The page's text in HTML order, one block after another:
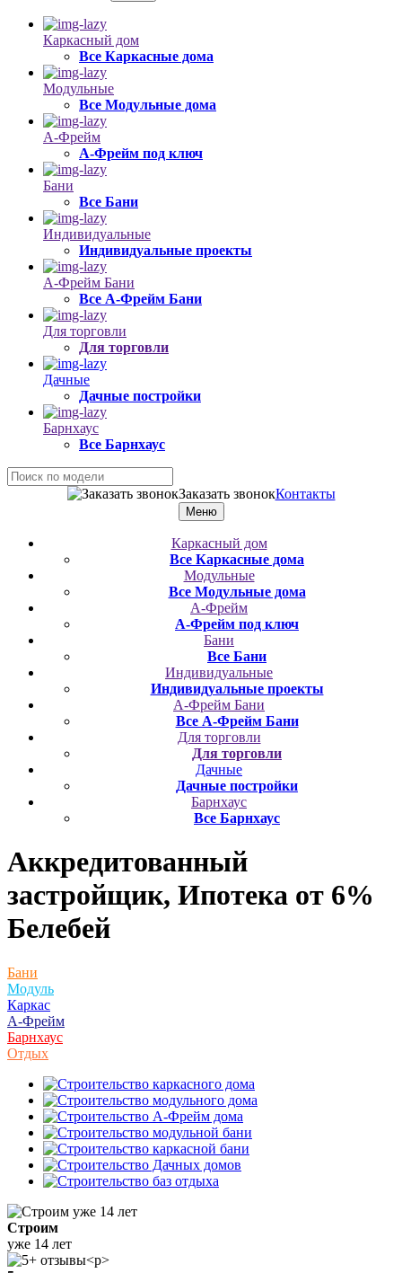
Каркасный дом
Все Каркасные дома
Модульные
Все Модульные дома
А-Фрейм
А-Фрейм под ключ
Бани
Все Бани
Индивидуальные
Индивидуальные проекты
А-Фрейм Бани
Все А-Фрейм Бани
Для торговли
Для торговли
Дачные
Дачные постройки
Барнхаус
Все Барнхаус
Заказать звонокКонтакты
Меню
Каркасный дом
Все Каркасные дома
Модульные
Все Модульные дома
А-Фрейм
А-Фрейм под ключ
Бани
Все Бани
Индивидуальные
Индивидуальные проекты
А-Фрейм Бани
Все А-Фрейм Бани
Для торговли
Для торговли
Дачные
Дачные постройки
Барнхаус
Все Барнхаус
Аккредитованный
застройщик, Ипотека от 6%
Белебей
Бани
Модуль
Каркас
А-Фрейм
Барнхаус
Отдых
Строим
уже 14 лет